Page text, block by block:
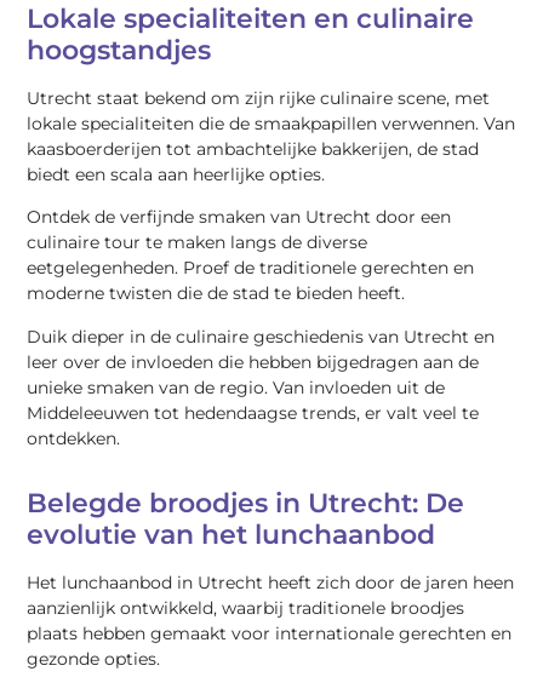
Lokale specialiteiten en culinaire
hoogstandjes
Utrecht staat bekend om zijn rijke culinaire scene, met
lokale specialiteiten die de smaakpapillen verwennen. Van
kaasboerderijen tot ambachtelijke bakkerijen, de stad
biedt een scala aan heerlijke opties.
Ontdek de verfijnde smaken van Utrecht door een
culinaire tour te maken langs de diverse
eetgelegenheden. Proef de traditionele gerechten en
moderne twisten die de stad te bieden heeft.
Duik dieper in de culinaire geschiedenis van Utrecht en
leer over de invloeden die hebben bijgedragen aan de
unieke smaken van de regio. Van invloeden uit de
Middeleeuwen tot hedendaagse trends, er valt veel te
ontdekken.
Belegde broodjes in Utrecht: De
evolutie van het lunchaanbod
Het lunchaanbod in Utrecht heeft zich door de jaren heen
aanzienlijk ontwikkeld, waarbij traditionele broodjes
plaats hebben gemaakt voor internationale gerechten en
gezonde opties.